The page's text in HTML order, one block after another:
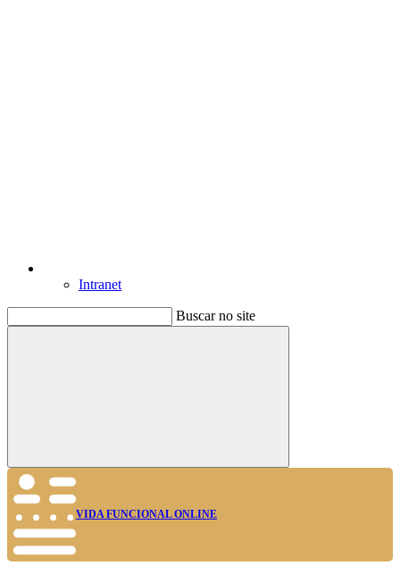
Intranet
Buscar no site
Buscar
VIDA FUNCIONAL ONLINE